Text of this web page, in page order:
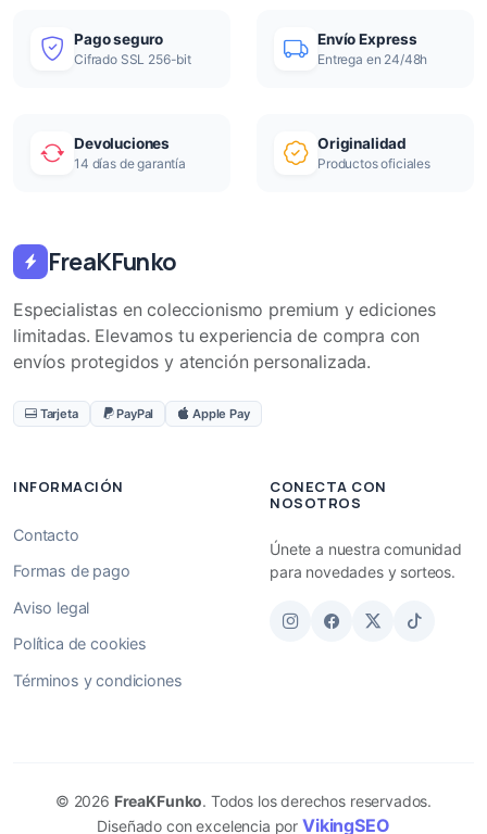
Pago seguro
Cifrado SSL 256-bit
Envío Express
Entrega en 24/48h
Devoluciones
14 días de garantía
Originalidad
Productos oficiales
FreaKFunko
Especialistas en coleccionismo premium y ediciones
limitadas. Elevamos tu experiencia de compra con
envíos protegidos y atención personalizada.
Tarjeta PayPal Apple Pay
INFORMACIÓN
Contacto
Formas de pago
Aviso legal
Política de cookies
Términos y condiciones
CONECTA CON
NOSOTROS
Únete a nuestra comunidad
para novedades y sorteos.
© 2026 FreaKFunko. Todos los derechos reservados.
Diseñado con excelencia por VikingSEO